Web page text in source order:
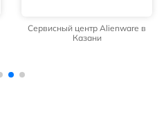
Сервисный центр Alienware в
Казани